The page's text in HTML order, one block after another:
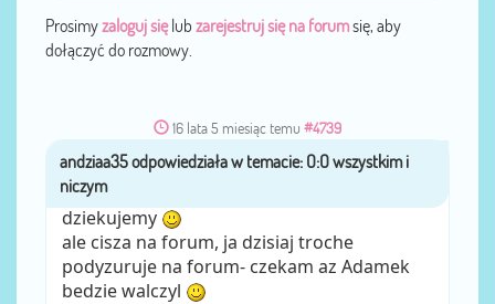
Prosimyzaloguj sięlub zarejestruj się na forumsię, aby
dołączyć do rozmowy.
16 lata 5 miesiąc temu #4739
przezandziaa35
dziekujemy
ale cisza na forum, ja dzisiaj troche
podyzuruje na forum- czekam az Adamek
bedzie walczyl